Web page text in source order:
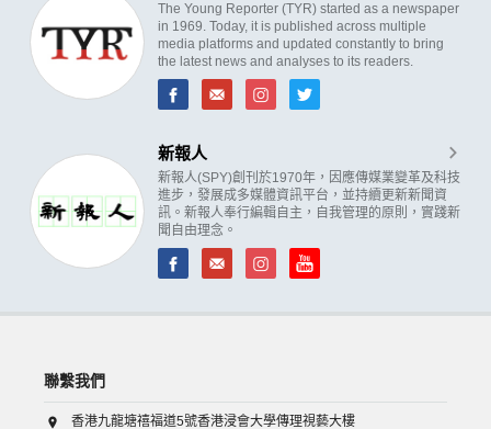
The Young Reporter (TYR) started as a newspaper
in 1969. Today, it is published across multiple
media platforms and updated constantly to bring
the latest news and analyses to its readers.
新報人
新報人(SPY)創刊於1970年，因應傳媒業變革及科技
進步，發展成多媒體資訊平台，並持續更新新聞資
訊。新報人奉行編輯自主，自我管理的原則，實踐新
聞自由理念。
聯繫我們
香港九龍塘禧福道5號香港浸會大學傳理視藝大樓